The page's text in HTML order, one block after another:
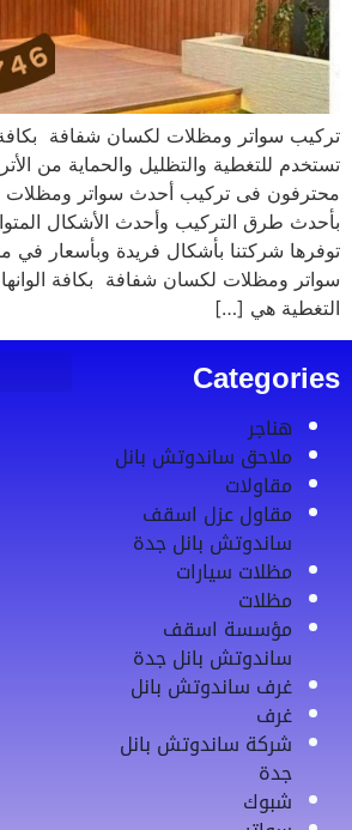
تركيب سواتر ومظلات لكسان شفافة بكافة
تستخدم للتغطية والتظليل والحماية من
محترفون فى تركيب أحدث سواتر
بأحدث طرق التركيب وأحدث الأشكال
توفرها شركتنا بأشكال فريدة وبأسعار في
سواتر ومظلات لكسان شفافة بكافة
التغطية هي […]
Categories
هناجر
ملاحق ساندوتش بانل
مقاولات
مقاول عزل اسقف
ساندوتش بانل جدة
مظلات سيارات
مظلات
مؤسسة اسقف
ساندوتش بانل جدة
غرف ساندوتش بانل
غرف
شركة ساندوتش بانل
جدة
شبوك